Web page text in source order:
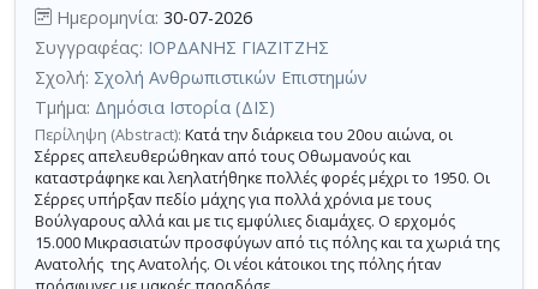
Ημερομηνία: 30-07-2026
Συγγραφέας: ΙΟΡΔΑΝΗΣ ΓΙΑΖΙΤΖΗΣ
Σχολή: Σχολή Ανθρωπιστικών Επιστημών
Τμήμα: Δημόσια Ιστορία (ΔΙΣ)
Περίληψη (Abstract): Κατά την διάρκεια του 20ου αιώνα, οι
Σέρρες απελευθερώθηκαν από τους Οθωμανούς και
καταστράφηκε και λεηλατήθηκε πολλές φορές μέχρι το 1950. Οι
Σέρρες υπήρξαν πεδίο μάχης για πολλά χρόνια με τους
Βούλγαρους αλλά και με τις εμφύλιες διαμάχες. Ο ερχομός
15.000 Μικρασιατών προσφύγων από τις πόλης και τα χωριά της
Ανατολής της Ανατολής. Οι νέοι κάτοικοι της πόλης ήταν